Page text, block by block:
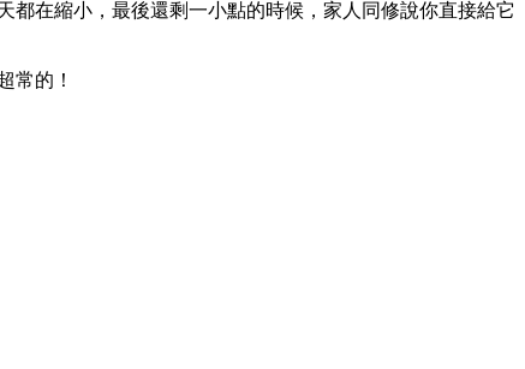
在縮小，最後還剩一小點的時候，家人同修說你直接給它
常的！